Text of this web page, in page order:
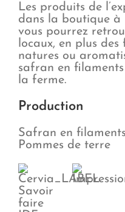
Les produits de
dans la boutique à
vous pourrez
locaux, en plus
natures ou
safran en
la ferme.
Production
Safran en filaments
Pommes de terre